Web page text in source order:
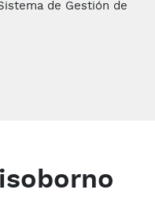
de Gestión de